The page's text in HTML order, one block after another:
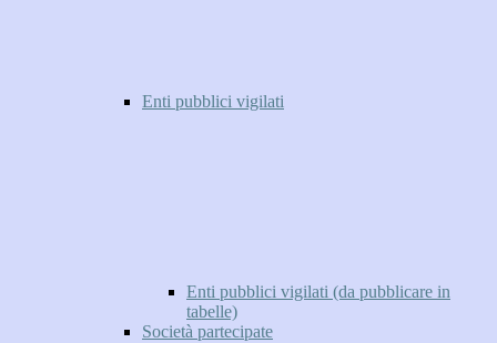
Enti pubblici vigilati
Enti pubblici vigilati (da pubblicare in
tabelle)
Società partecipate